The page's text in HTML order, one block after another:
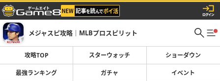
メジャスピ攻略｜MLBプロスピリット
攻略TOP スターウォッチ ショーダウン
最強ランキング ガチャ イベント